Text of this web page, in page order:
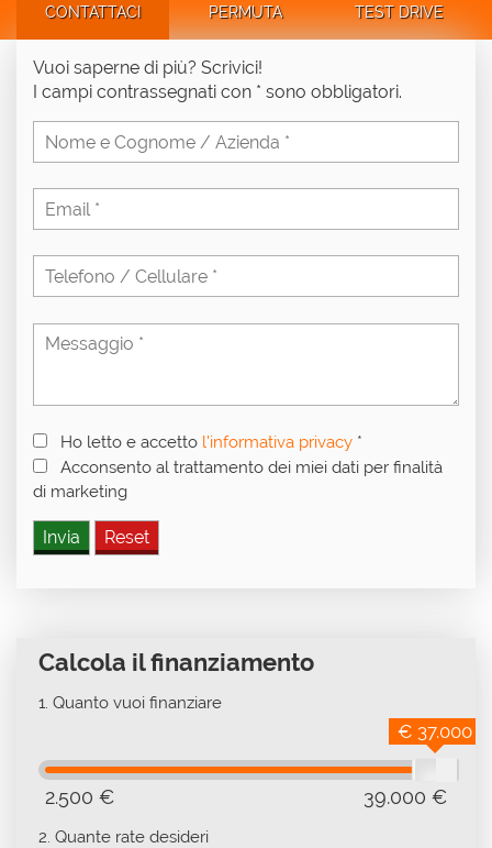
CONTATTACI PERMUTA TEST DRIVE
Vuoi saperne di più? Scrivici!
I campi contrassegnati con * sono obbligatori.
Ho letto e accetto l'informativa privacy *
Acconsento al trattamento dei miei dati per finalità
di marketing
Calcola il finanziamento
1. Quanto vuoi finanziare
2.500 € 39.000 €
€ 37.000
2. Quante rate desideri